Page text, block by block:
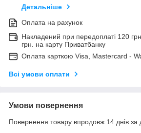
Детальніше
Оплата на рахунок
Накладений при передоплаті 120
грн. на карту Приватбанку
Оплата карткою Visa, Mastercard -
Всі умови оплати
Умови повернення
Повернення товару впродовж 14 днів за